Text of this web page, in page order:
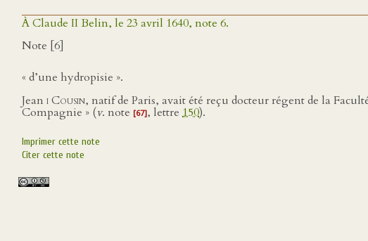
À Claude II Belin, le 23 avril 1640, note 6.
Note [6]
« d’une hydropisie ».
Jean i Cousin, natif de Paris, avait été reçu docteur régent de la
Compagnie » (v. note [67], lettre 150).
Imprimer cette note
Citer cette note